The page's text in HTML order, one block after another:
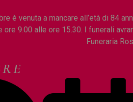
è venuta a mancare all’età di 84
ore 9.00 alle ore 15.30. I funerali
Funeraria